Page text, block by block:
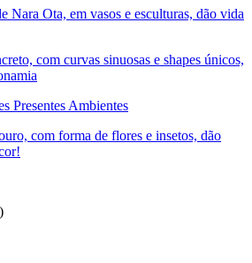
Nara Ota, em vasos e esculturas, dão vida
com curvas sinuosas e shapes únicos,
Presentes Ambientes
com forma de flores e insetos, dão